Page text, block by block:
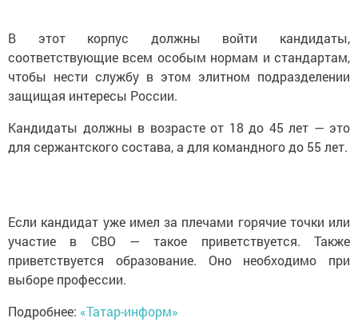
В этот корпус должны войти кандидаты,
соответствующие всем особым нормам и стандартам,
чтобы нести службу в этом элитном подразделении
защищая интересы России.
Кандидаты должны в возрасте от 18 до 45 лет — это
для сержантского состава, а для командного до 55 лет.
Если кандидат уже имел за плечами горячие точки или
участие в СВО — такое приветствуется. Также
приветствуется образование. Оно необходимо при
выборе профессии.
Подробнее: «Татар-информ»